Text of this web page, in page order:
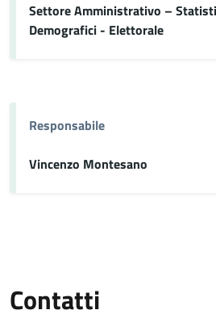
Settore Amministrativo –
Demografici - Elettorale
Responsabile
Vincenzo Montesano
Contatti